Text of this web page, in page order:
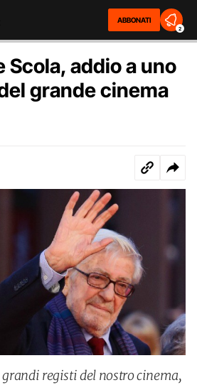
ABBONATI
2
Scola, addio a uno
grande cinema
grandi registi del nostro cinema,